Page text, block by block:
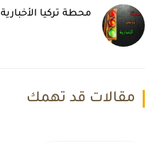
محطة تركيا الأخبارية
مقالات قد تهمك